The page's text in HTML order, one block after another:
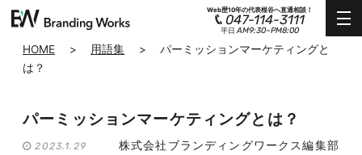
Web歴10年の代表根谷へ直通相談！
047-114-3111
平日AM9:30~PM8:00
HOME > 用語集 >
パーミッションマーケティングと
は？
パーミッションマーケティングとは？
2023.1.29 株式会社ブランディングワークス編集部